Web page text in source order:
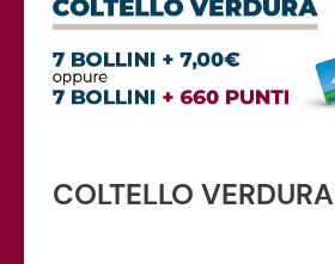
COLTELLO VERDURA